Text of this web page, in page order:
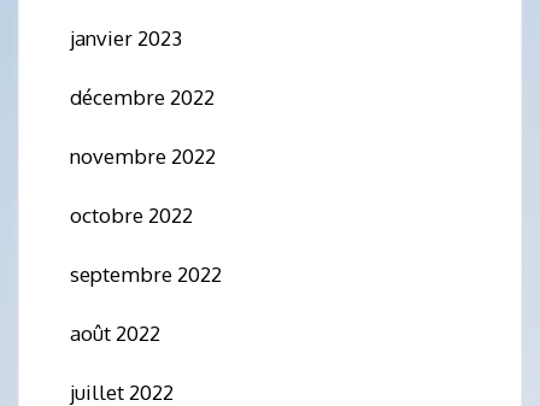
janvier 2023
décembre 2022
novembre 2022
octobre 2022
septembre 2022
août 2022
juillet 2022